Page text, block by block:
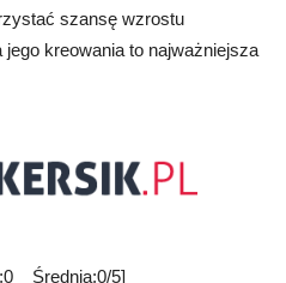
szansę wzrostu
kreowania to najważniejsza
Średnia:0/5]